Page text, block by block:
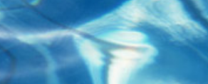
はある、好きなことをしよ